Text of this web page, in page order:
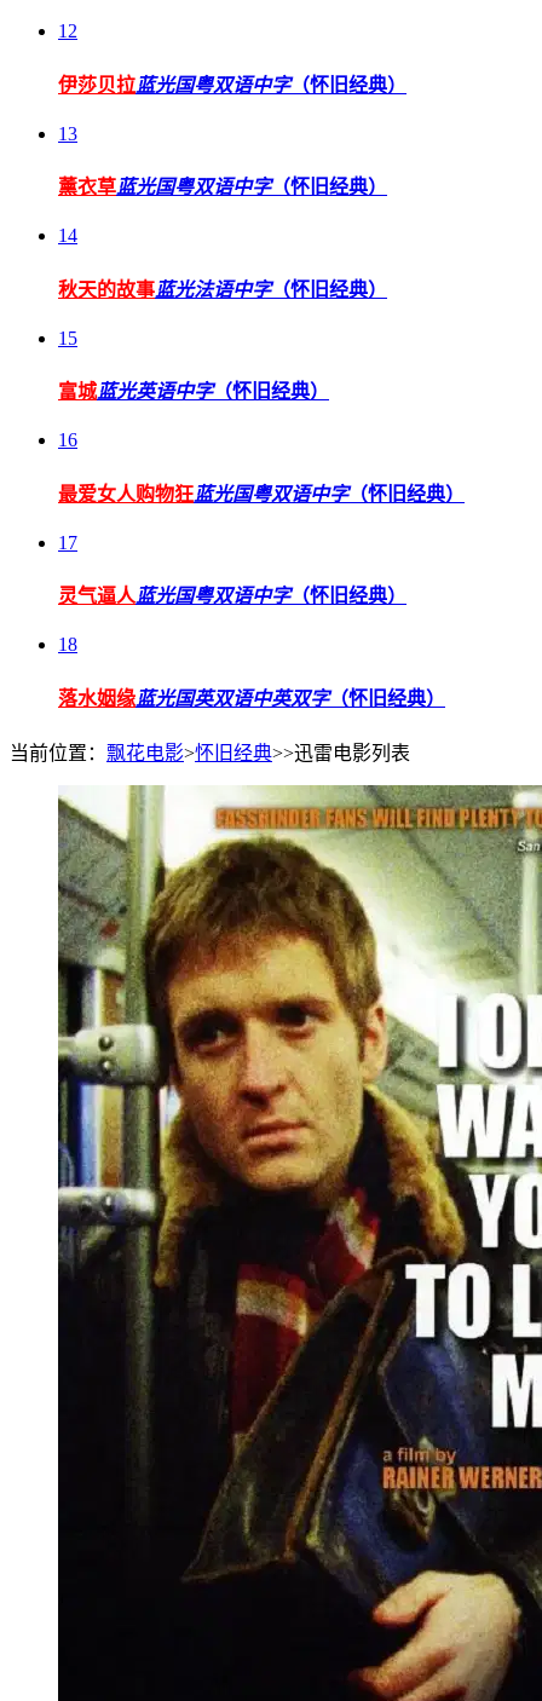
12
伊莎贝拉蓝光国粤双语中字（怀旧经典）
13
薰衣草蓝光国粤双语中字（怀旧经典）
14
秋天的故事蓝光法语中字（怀旧经典）
15
富城蓝光英语中字（怀旧经典）
16
最爱女人购物狂蓝光国粤双语中字（怀旧经典）
17
灵气逼人蓝光国粤双语中字（怀旧经典）
18
落水姻缘蓝光国英双语中英双字（怀旧经典）
当前位置： 飘花电影>怀旧经典>>迅雷电影列表